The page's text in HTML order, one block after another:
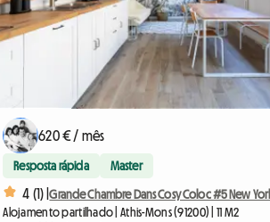
620 € / mês
Resposta rápida Master
4 (1) |
Alojamento partilhado | Athis-Mons (91200) | 11 M2